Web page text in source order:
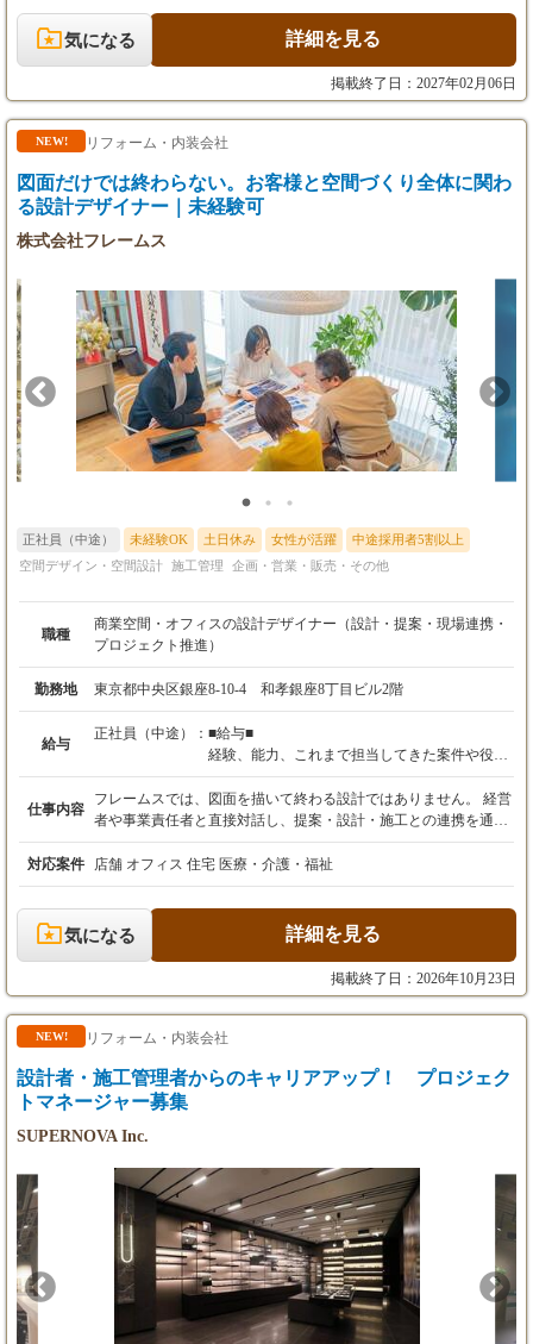
月給35万円 ＋ 賞与（年2回）
年収800万円 ／ 35歳（PM・マネージャークラ
分の支給実績あり）
※経験・能力・前職の給与を最大限考慮の上、決定い
※上記額には固定残業代（45時間分／83,052円～166,1
03円）を含みます。超過分は全額支給します。
場に行き、お客様との打ち合わせや現場の指揮などをとっていた
だくこともございます。 プロジェクトの進み方 ・現地調査〜ヒ
アリング ｜ ・レイアウト作成 ｜ ・CG作成/協力会社へ見積り依
頼 ｜ ・CG及び御見積書の提出/ご提案 ｜ ・施工 ｜ ・確認/品質
管理/改善 ｜ ・お引き渡し
気になる 詳細を見る
掲載終了日：2027年02月06日
NEW! リフォーム・内装会社
図面だけでは終わらない。お客様と空間づくり全体に関わ
る設計デザイナー｜未経験可
株式会社フレームス
正社員（中途） 未経験OK 土日休み 女性が活躍
中途採用者5割以上
空間デザイン・空間設計 施工管理 企画・営業・販売・その他
職種
商業空間・オフィスの設計デザイナー（設計・提案・現場連携・
プロジェクト推進）
勤務地 東京都中央区銀座8-10-4 和孝銀座8丁目ビル2階
給与
正社員（中途）： ■給与■
経験、能力、これまで担当してきた案件や役割
を考慮し、面接時にご相談のうえ決定します。
①即戦力・プロデューサー層（設計または施工
管理経験5年以上）
月給35万円～60万円程度 （想定年収500万
円～800万円程度）
設計または施工管理の経験を活かし、経営者
との打ち合わせから設計・現場調整までプロジ
ェクト全体を主体的に担当できる方を想定して
②中核メンバー層（設計または施工管理経験3
～5年程度）
円～600万円程度）
③チャレンジ経験者層（設計または施工管理経
験1～3年程度）
月給25万円～35万円程度 （想定年収350万
円～520万円程度）
設計または施工管理の経験を活かし、先輩社
員と案件を進めながら、設計・提案・現場調整
まで一連の流れを習得していただきます。
仕事内容
フレームスでは、図面を描いて終わる設計ではありません。 経営
者や事業責任者と直接対話し、提案・設計・施工との連携を通じ
て、一つの空間を完成まで導く総合力を身につけることができま
す。 お客様との打ち合わせから始まり、コンセプトやレイアウト
を考え、設計を行い、施工担当や協力業者と連携しながら、空間
が完成するまで一つのプロジェクトに携わります。 なぜ出店や移
転をするのか。 その空間で何を実現したいのか。 そこで働く人
や利用する人に、どのような時間を過ごしてほしいのか。 お客様
の要望だけでなく、その背景にある事業や想いまで理解し、一緒
に答えを考え、空間として形にしていく仕事です。 美容室・オフ
ィス・飲食店・物販店など、担当する案件はさまざまです。 設計
だけ、施工管理だけ、営業だけという分業ではなく、打ち合わ
づくり全体に携われることがフレームスの特徴です。 経験者の方
には、これまで培ってきた専門性を活かしながら、お客様により
す。 未経験の方は、先輩社員のプロジェクトに参加するところか
すべてができる必要はありません。 経験やスキルに応じて、でき
ることから担当し、少しずつ仕事の幅を広げながら、将来的には
一つのプロジェクトを主体的に担当できることを目指します。 ■
具体的な業務内容■ ・クライアントとの打ち合わせ、ヒアリング
・現地調査、採寸、既存状況の確認 ・コンセプト、レイアウト、
デザインの検討 ・素材、照明、家具、什器などの選定 ・提案資
料の作成 ・基本設計図、実施設計図の作成 ・見積、発注業務の
補助 ・施工担当、協力業者への設計意図の共有 ・現場での寸
対応案件 店舗 オフィス 住宅 医療・介護・福祉
気になる 詳細を見る
掲載終了日：2026年10月23日
NEW! リフォーム・内装会社
設計者・施工管理者からのキャリアアップ！ プロジェク
トマネージャー募集
SUPERNOVA Inc.